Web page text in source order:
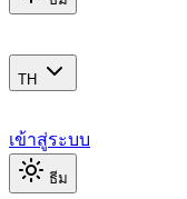
TH
เข้าสู่ระบบ
ธีม